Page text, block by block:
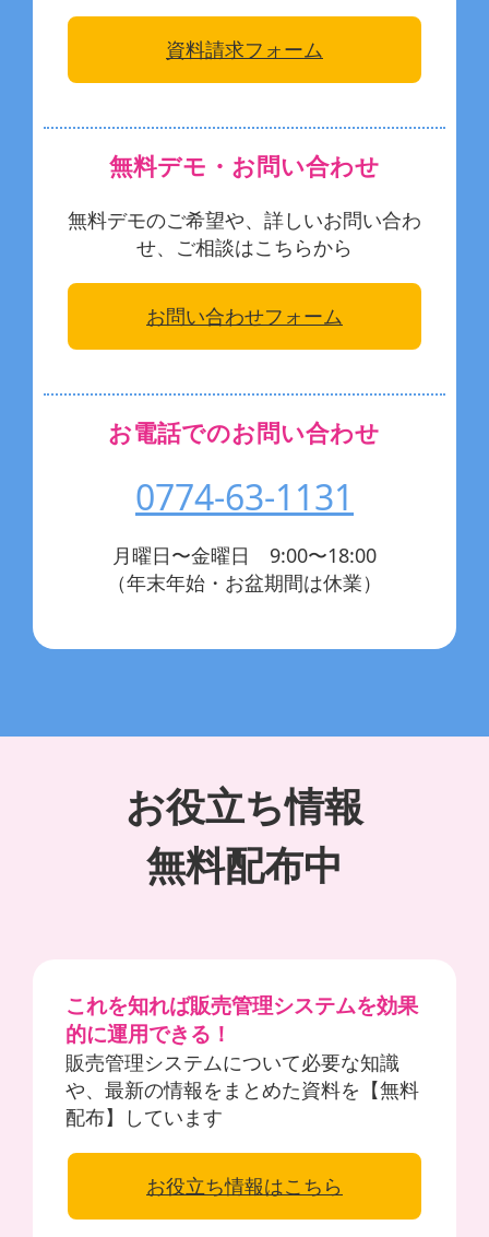
資料請求フォーム
無料デモ・お問い合わせ
無料デモのご希望や、詳しいお問い合わ
せ、ご相談はこちらから
お問い合わせフォーム
お電話でのお問い合わせ
0774-63-1131
月曜日〜金曜日 9:00〜18:00
（年末年始・お盆期間は休業）
お役立ち情報
無料配布中
これを知れば販売管理システムを効果
的に運用できる！
販売管理システムについて必要な知識
や、最新の情報をまとめた資料を【無料
配布】しています
お役立ち情報はこちら